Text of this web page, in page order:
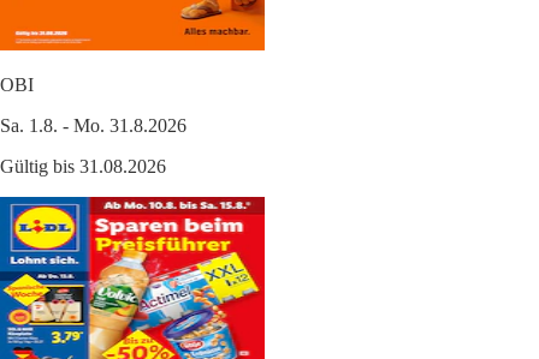
OBI
Sa. 1.8. - Mo. 31.8.2026
Gültig bis 31.08.2026